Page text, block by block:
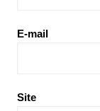
E-mail
Site